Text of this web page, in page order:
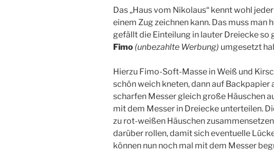
Das „Haus vom Nikolaus“ kennt wohl
einem Zug zeichnen kann. Das muss man
gefällt die Einteilung in lauter Dreiecke so
Fimo (unbezahlte Werbung) umgesetzt
Hierzu Fimo-Soft-Masse in Weiß und
schön weich kneten, dann auf Backpapier
scharfen Messer gleich große Häuschen
mit dem Messer in Dreiecke unterteilen.
zu rot-weißen Häuschen
darüber rollen, damit sich eventuelle
können nun noch mal mit dem Messer